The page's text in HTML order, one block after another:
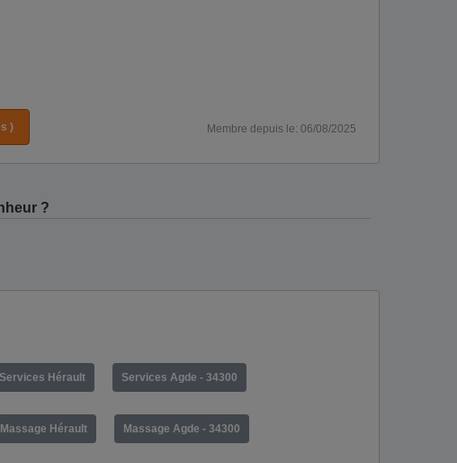
) Membre depuis le: 06/08/2025
?
Services Hérault Services Agde - 34300
Massage Hérault Massage Agde - 34300